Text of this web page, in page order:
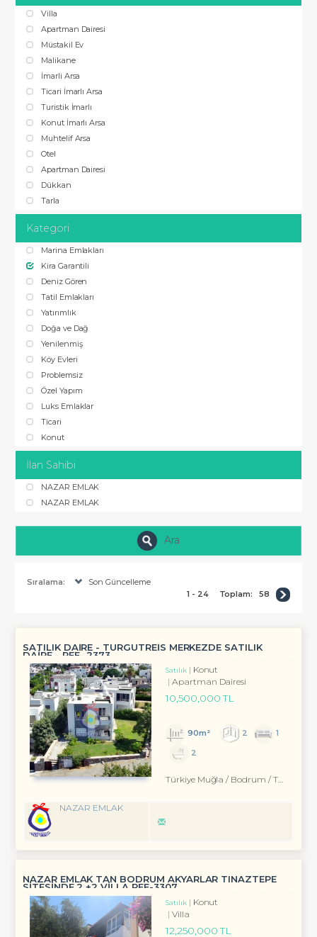
Villa
Apartman Dairesi
Müstakil Ev
Malikane
İmarli Arsa
Ticari İmarlı Arsa
Turistik İmarlı
Konut İmarlı Arsa
Muhtelif Arsa
Otel
Apartman Dairesi
Dükkan
Tarla
Kategori
Marina Emlakları
Kira Garantili
Deniz Gören
Tatil Emlakları
Yatırımlık
Doğa ve Dağ
Yenilenmiş
Köy Evleri
Problemsiz
Özel Yapım
Luks Emlaklar
Ticari
Konut
İlan Sahibi
NAZAR EMLAK
NAZAR EMLAK
Ara
Sıralama:
Son Güncelleme
1 - 24
Toplam: 58
SATILIK DAİRE - TURGUTREİS MERKEZDE SATILIK
DAİRE - REF- 2373
Satılık
Konut
Apartman Dairesi
10,500,000 TL
90m² 2
1
2
Türkiye Muğla / Bodrum / Turgutreis
NAZAR EMLAK
NAZAR EMLAK TAN BODRUM AKYARLAR TINAZTEPE
SİTESİNDE 2 +2 VİLLA REF-3307
Satılık
Konut
Villa
12,250,000 TL